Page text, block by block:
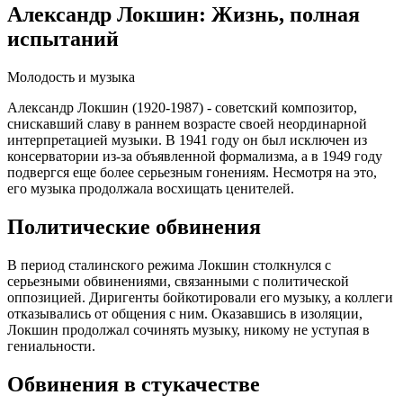
Александр Локшин: Жизнь, полная
испытаний
Молодость и музыка
Александр Локшин (1920-1987) - советский композитор,
снискавший славу в раннем возрасте своей неординарной
интерпретацией музыки. В 1941 году он был исключен из
консерватории из-за объявленной формализма, а в 1949 году
подвергся еще более серьезным гонениям. Несмотря на это,
его музыка продолжала восхищать ценителей.
Политические обвинения
В период сталинского режима Локшин столкнулся с
серьезными обвинениями, связанными с политической
оппозицией. Диригенты бойкотировали его музыку, а коллеги
отказывались от общения с ним. Оказавшись в изоляции,
Локшин продолжал сочинять музыку, никому не уступая в
гениальности.
Обвинения в стукачестве